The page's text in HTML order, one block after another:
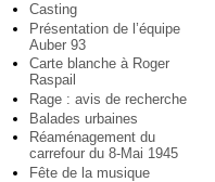
Casting
Présentation de l’équipe
Auber 93
Carte blanche à Roger
Raspail
Rage : avis de recherche
Balades urbaines
Réaménagement du
carrefour du 8-Mai 1945
Fête de la musique